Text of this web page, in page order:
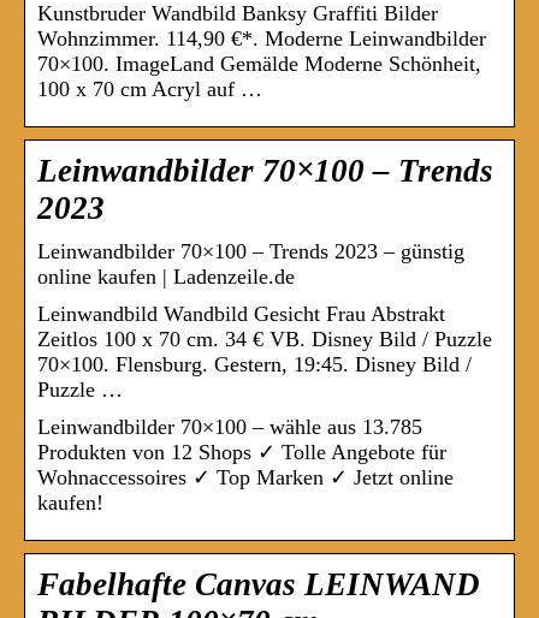
Kunstbruder Wandbild Banksy Graffiti Bilder
Wohnzimmer. 114,90 €*. Moderne Leinwandbilder
70×100. ImageLand Gemälde Moderne Schönheit,
100 x 70 cm Acryl auf …
Leinwandbilder 70×100 – Trends
2023
Leinwandbilder 70×100 – Trends 2023 – günstig
online kaufen | Ladenzeile.de
Leinwandbild Wandbild Gesicht Frau Abstrakt
Zeitlos 100 x 70 cm. 34 € VB. Disney Bild / Puzzle
70×100. Flensburg. Gestern, 19:45. Disney Bild /
Puzzle …
Leinwandbilder 70×100 – wähle aus 13.785
Produkten von 12 Shops ✓ Tolle Angebote für
Wohnaccessoires ✓ Top Marken ✓ Jetzt online
kaufen!
Fabelhafte Canvas LEINWAND